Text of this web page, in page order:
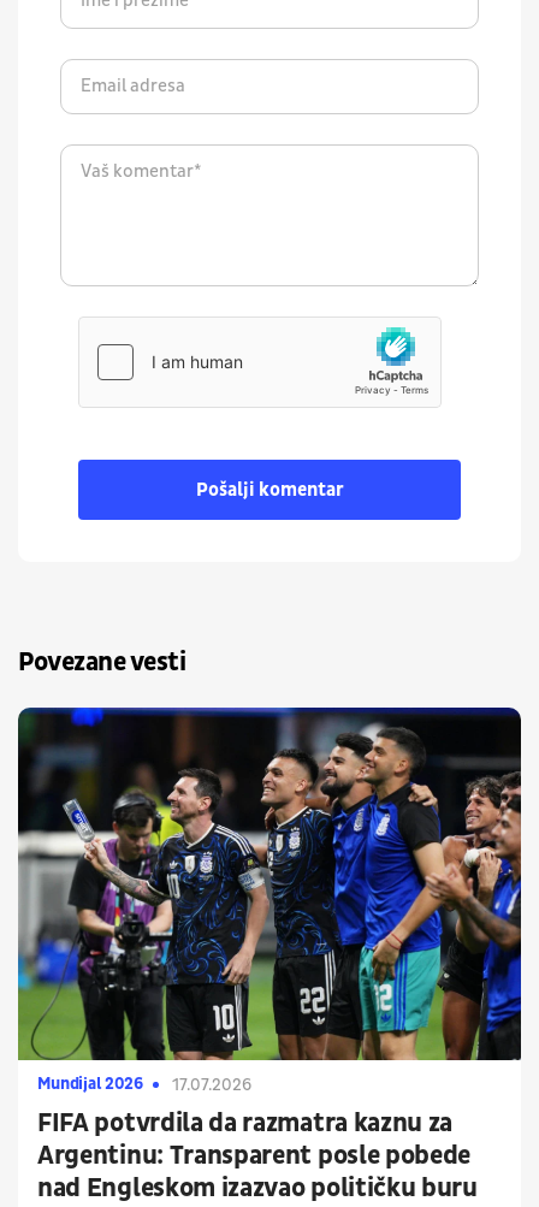
Pošalji komentar
Povezane vesti
Mundijal 2026 17.07.2026
FIFA potvrdila da razmatra kaznu za
Argentinu: Transparent posle pobede
nad Engleskom izazvao političku buru